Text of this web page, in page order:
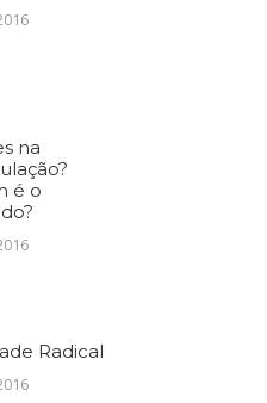
na
é o
Radical